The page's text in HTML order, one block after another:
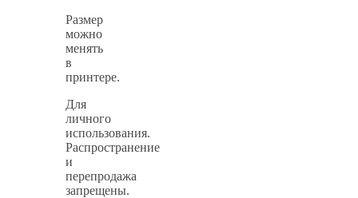
Размер
можно
менять
в
принтере.
Для
личного
использования.
Распространение
и
перепродажа
запрещены.